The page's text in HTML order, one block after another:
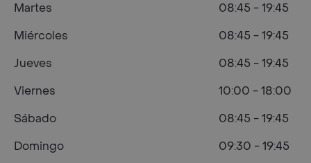
Martes
08:45 - 19:45
Miércoles
08:45 - 19:45
Jueves
08:45 - 19:45
Viernes
10:00 - 18:00
Sábado
08:45 - 19:45
Domingo
09:30 - 19:45